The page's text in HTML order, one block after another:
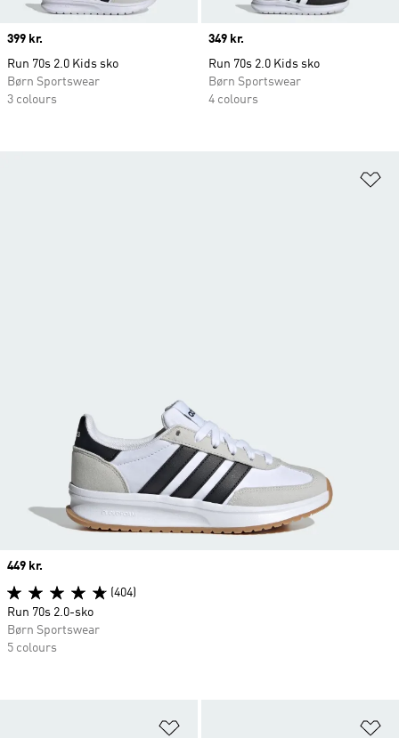
Price
399 kr.
Run 70s 2.0 Kids sko
Børn Sportswear
3 colours
Price
349 kr.
Run 70s 2.0 Kids sko
Børn Sportswear
4 colours
Price
449 kr.
(404)
Run 70s 2.0-sko
Børn Sportswear
5 colours